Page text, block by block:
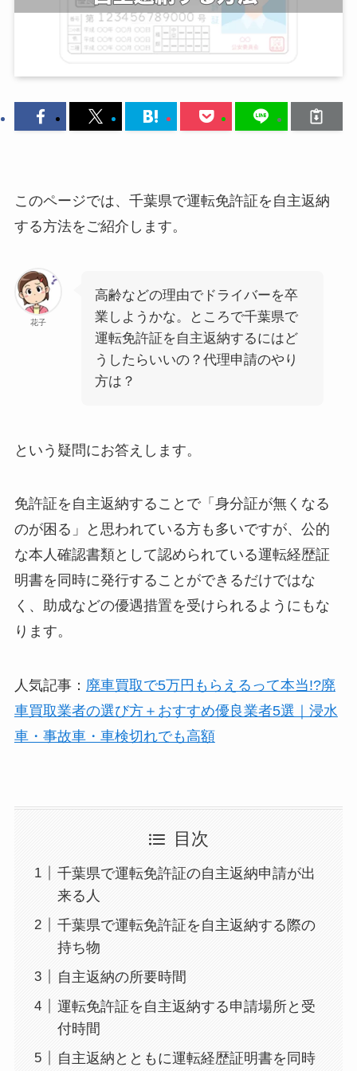
このページでは、千葉県で運転免許証を自主返納
する方法をご紹介します。
花子
高齢などの理由でドライバーを卒
業しようかな。ところで千葉県で
運転免許証を自主返納するにはど
うしたらいいの？代理申請のやり
方は？
という疑問にお答えします。
免許証を自主返納することで「身分証が無くなる
のが困る」と思われている方も多いですが、公的
な本人確認書類として認められている運転経歴証
明書を同時に発行することができるだけではな
く、助成などの優遇措置を受けられるようにもな
ります。
人気記事： 廃車買取で5万円もらえるって本当!?廃
車買取業者の選び方＋おすすめ優良業者5選｜浸水
車・事故車・車検切れでも高額
目次
千葉県で運転免許証の自主返納申請が出
来る人
千葉県で運転免許証を自主返納する際の
持ち物
自主返納の所要時間
運転免許証を自主返納する申請場所と受
付時間
自主返納とともに運転経歴証明書を同時